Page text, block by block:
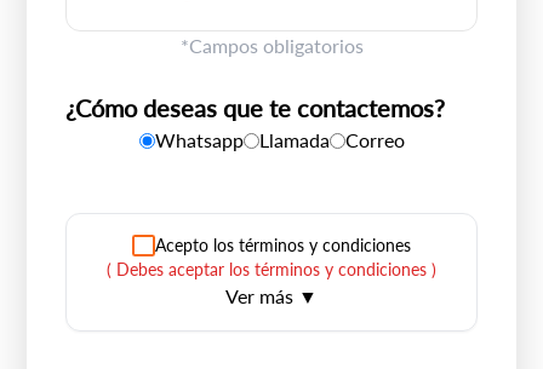
*Campos obligatorios
¿Cómo deseas que te contactemos?
Whatsapp Llamada Correo
Acepto los términos y condiciones
( Debes aceptar los términos y condiciones )
Ver más ▼